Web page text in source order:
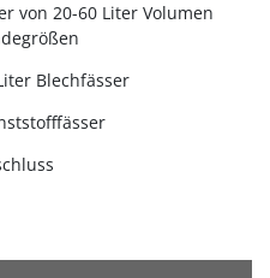
von 20-60 Liter Volumen
Blechfässer